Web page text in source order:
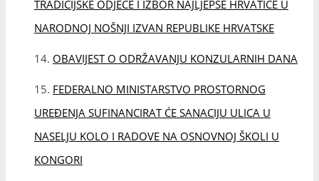
VIDEO O PROJEKTIMA OPĆINE TOMISLAVGRAD
JAVNI POZIV ZA USTUPANJE JAVNE POVRŠINE ZA
PRIVREMENO KORIŠTENJE I POSTAVLJANJE DEMO